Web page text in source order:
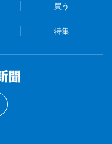
買う
特集